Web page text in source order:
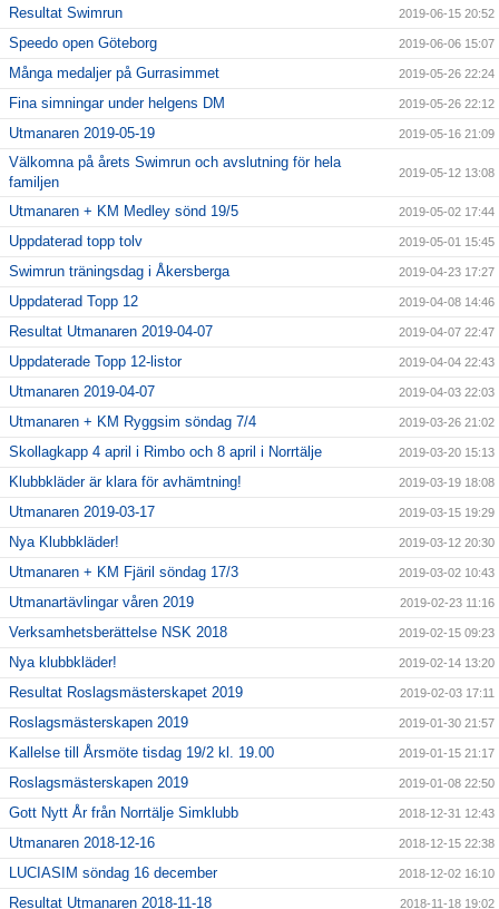
Resultat Swimrun 2019-06-15 20:52
Speedo open Göteborg 2019-06-06 15:07
Många medaljer på Gurrasimmet 2019-05-26 22:24
Fina simningar under helgens DM 2019-05-26 22:12
Utmanaren 2019-05-19 2019-05-16 21:09
Välkomna på årets Swimrun och avslutning för hela
familjen
2019-05-12 13:08
Utmanaren + KM Medley sönd 19/5 2019-05-02 17:44
Uppdaterad topp tolv 2019-05-01 15:45
Swimrun träningsdag i Åkersberga 2019-04-23 17:27
Uppdaterad Topp 12 2019-04-08 14:46
Resultat Utmanaren 2019-04-07 2019-04-07 22:47
Uppdaterade Topp 12-listor 2019-04-04 22:43
Utmanaren 2019-04-07 2019-04-03 22:03
Utmanaren + KM Ryggsim söndag 7/4 2019-03-26 21:02
Skollagkapp 4 april i Rimbo och 8 april i Norrtälje 2019-03-20 15:13
Klubbkläder är klara för avhämtning! 2019-03-19 18:08
Utmanaren 2019-03-17 2019-03-15 19:29
Nya Klubbkläder! 2019-03-12 20:30
Utmanaren + KM Fjäril söndag 17/3 2019-03-02 10:43
Utmanartävlingar våren 2019 2019-02-23 11:16
Verksamhetsberättelse NSK 2018 2019-02-15 09:23
Nya klubbkläder! 2019-02-14 13:20
Resultat Roslagsmästerskapet 2019 2019-02-03 17:11
Roslagsmästerskapen 2019 2019-01-30 21:57
Kallelse till Årsmöte tisdag 19/2 kl. 19.00 2019-01-15 21:17
Roslagsmästerskapen 2019 2019-01-08 22:50
Gott Nytt År från Norrtälje Simklubb 2018-12-31 12:43
Utmanaren 2018-12-16 2018-12-15 22:38
LUCIASIM söndag 16 december 2018-12-02 16:10
Resultat Utmanaren 2018-11-18 2018-11-18 19:02